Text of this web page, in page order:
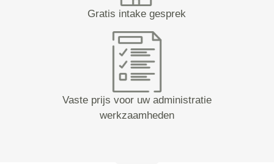
Gratis intake gesprek
Vaste prijs voor uw administratie
werkzaamheden